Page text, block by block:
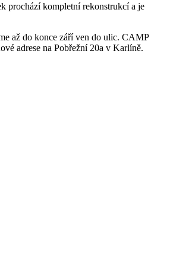
prochází kompletní rekonstrukcí a je
až do konce září ven do ulic. CAMP
adrese na Pobřežní 20a v Karlíně.